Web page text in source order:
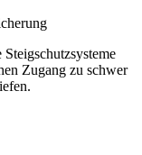
Zugang zu schwer